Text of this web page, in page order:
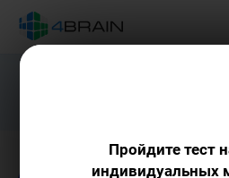
Подарим
Пройдите тест
индивидуальных